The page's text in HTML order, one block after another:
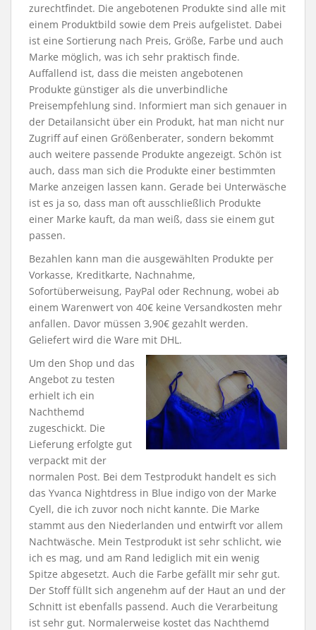
zurechtfindet. Die angebotenen Produkte sind alle mit
einem Produktbild sowie dem Preis aufgelistet. Dabei
ist eine Sortierung nach Preis, Größe, Farbe und auch
Marke möglich, was ich sehr praktisch finde.
Auffallend ist, dass die meisten angebotenen
Produkte günstiger als die unverbindliche
Preisempfehlung sind. Informiert man sich genauer in
der Detailansicht über ein Produkt, hat man nicht nur
Zugriff auf einen Größenberater, sondern bekommt
auch weitere passende Produkte angezeigt. Schön ist
auch, dass man sich die Produkte einer bestimmten
Marke anzeigen lassen kann. Gerade bei Unterwäsche
ist es ja so, dass man oft ausschließlich Produkte
einer Marke kauft, da man weiß, dass sie einem gut
passen.
Bezahlen kann man die ausgewählten Produkte per
Vorkasse, Kreditkarte, Nachnahme,
Sofortüberweisung, PayPal oder Rechnung, wobei ab
einem Warenwert von 40€ keine Versandkosten mehr
anfallen. Davor müssen 3,90€ gezahlt werden.
Geliefert wird die Ware mit DHL.
Um den Shop und das
Angebot zu testen
erhielt ich ein
Nachthemd
zugeschickt. Die
Lieferung erfolgte gut
verpackt mit der
normalen Post. Bei dem Testprodukt handelt es sich
das Yvanca Nightdress in Blue indigo von der Marke
Cyell, die ich zuvor noch nicht kannte. Die Marke
stammt aus den Niederlanden und entwirft vor allem
Nachtwäsche. Mein Testprodukt ist sehr schlicht, wie
ich es mag, und am Rand lediglich mit ein wenig
Spitze abgesetzt. Auch die Farbe gefällt mir sehr gut.
Der Stoff füllt sich angenehm auf der Haut an und der
Schnitt ist ebenfalls passend. Auch die Verarbeitung
ist sehr gut. Normalerweise kostet das Nachthemd